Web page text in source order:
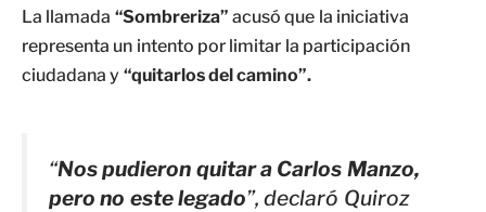
La llamada “Sombreriza” acusó que la iniciativa
representa un intento por limitar la participación
ciudadana y “quitarlos del camino”.
“Nos pudieron quitar a Carlos Manzo,
pero no este legado”, declaró Quiroz